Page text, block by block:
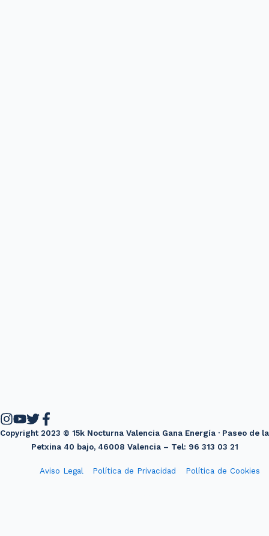
Copyright 2023 © 15k Nocturna Valencia Gana Energía · Paseo de la
Petxina 40 bajo, 46008 Valencia – Tel: 96 313 03 21
Aviso Legal Política de Privacidad Política de Cookies